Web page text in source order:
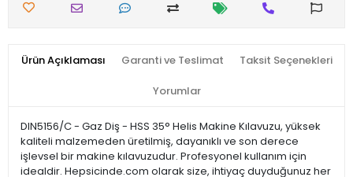
Ürün Açıklaması Garanti ve Teslimat Taksit Seçenekleri
Yorumlar
DIN5156/C - Gaz Diş - HSS 35° Helis Makine Kılavuzu, yüksek
kaliteli malzemeden üretilmiş, dayanıklı ve son derece
işlevsel bir makine kılavuzudur. Profesyonel kullanım için
idealdir. Hepsicinde.com olarak size, ihtiyaç duyduğunuz her